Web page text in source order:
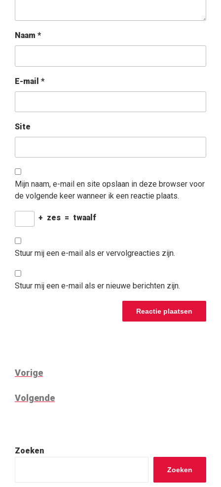
Naam *
E-mail *
Site
Mijn naam, e-mail en site opslaan in deze browser voor
de volgende keer wanneer ik een reactie plaats.
+ zes = twaalf
Stuur mij een e-mail als er vervolgreacties zijn.
Stuur mij een e-mail als er nieuwe berichten zijn.
BERICHT
NAVIGATIE
Vorig
Vorige
Volgend
Volgende
Zoeken
Zoeken